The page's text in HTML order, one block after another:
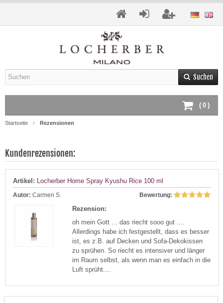
Suchen
( 0 )
Startseite Rezensionen
Kundenrezensionen:
Artikel: Locherber Home Spray Kyushu Rice 100 ml
Autor: Carmen S. Bewertung:
Rezension:
oh mein Gott ... das riecht sooo gut ....
Allerdings habe ich festgestellt, dass es besser
ist, es z.B. auf Decken und Sofa-Dekokissen
zu sprühen. So riecht es intensiver und länger
im Raum selbst, als wenn man es einfach in die
Luft sprüht....